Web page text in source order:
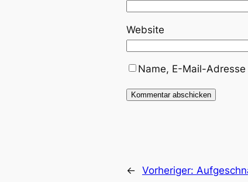
Website
Name, E-Mail-
← Vorheriger: